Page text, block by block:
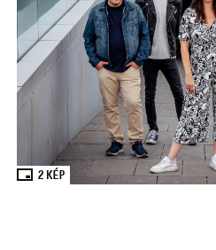
2 KÉP